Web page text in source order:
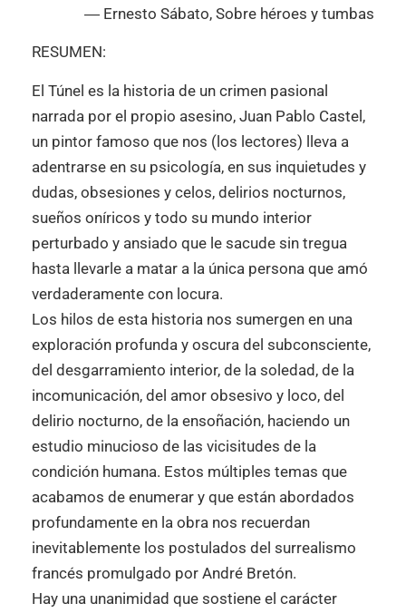
― Ernesto Sábato, Sobre héroes y tumbas
RESUMEN:
El Túnel es la historia de un crimen pasional
narrada por el propio asesino, Juan Pablo Castel,
un pintor famoso que nos (los lectores) lleva a
adentrarse en su psicología, en sus inquietudes y
dudas, obsesiones y celos, delirios nocturnos,
sueños oníricos y todo su mundo interior
perturbado y ansiado que le sacude sin tregua
hasta llevarle a matar a la única persona que amó
verdaderamente con locura.
Los hilos de esta historia nos sumergen en una
exploración profunda y oscura del subconsciente,
del desgarramiento interior, de la soledad, de la
incomunicación, del amor obsesivo y loco, del
delirio nocturno, de la ensoñación, haciendo un
estudio minucioso de las vicisitudes de la
condición humana. Estos múltiples temas que
acabamos de enumerar y que están abordados
profundamente en la obra nos recuerdan
inevitablemente los postulados del surrealismo
francés promulgado por André Bretón.
Hay una unanimidad que sostiene el carácter